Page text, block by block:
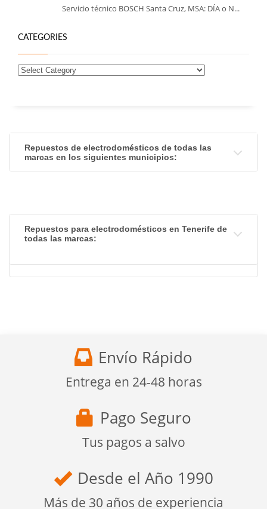
Servicio técnico BOSCH Santa Cruz, MSA: DÍA o N...
CATEGORIES
Repuestos de electrodomésticos de todas las
marcas en los siguientes municipios:
Repuestos para electrodomésticos en Tenerife de
todas las marcas:
Envío Rápido
Entrega en 24-48 horas
Pago Seguro
Tus pagos a salvo
Desde el Año 1990
Más de 30 años de experiencia